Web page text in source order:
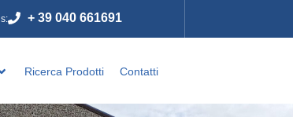
+ 39 040 661691
Ricerca Prodotti Contatti